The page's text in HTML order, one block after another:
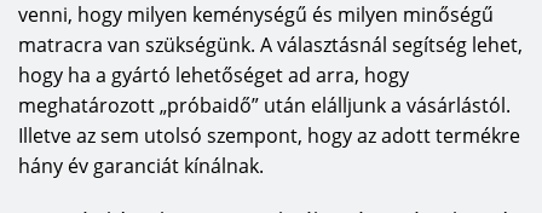
venni, hogy milyen keménységű és milyen minőségű
matracra van szükségünk. A választásnál segítség lehet,
hogy ha a gyártó lehetőséget ad arra, hogy
meghatározott „próbaidő” után elálljunk a vásárlástól.
Illetve az sem utolsó szempont, hogy az adott termékre
hány év garanciát kínálnak.